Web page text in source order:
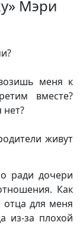
Мэри
меня к
вместе?
живут
ради дочери
Как
отца для меня
из-за плохой